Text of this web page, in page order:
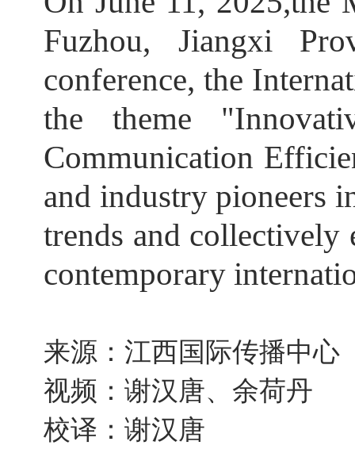
Fuzhou, Jiangxi
conference, the
the theme
Communication
and industry pioneers
trends and collectively
contemporary
来源：江西国际传播中心
视频：谢汉唐、余荷丹
校译：谢汉唐